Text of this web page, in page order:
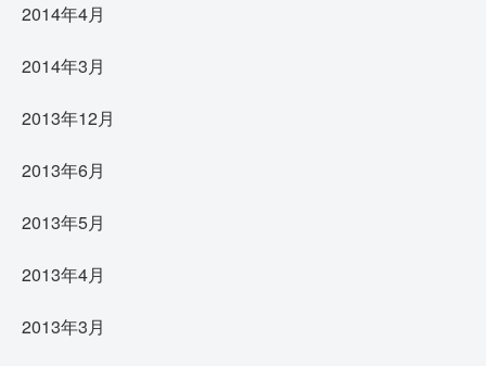
2014年4月
2014年3月
2013年12月
2013年6月
2013年5月
2013年4月
2013年3月